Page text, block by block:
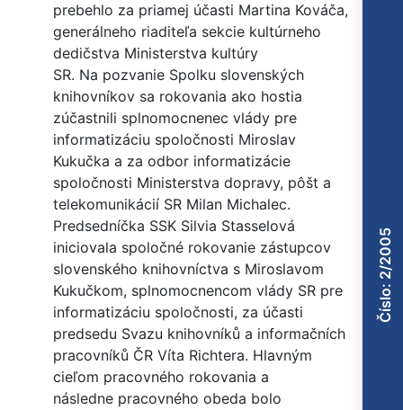
prebehlo za priamej účasti Martina Kováča,
generálneho riaditeľa sekcie kultúrneho
dedičstva Ministerstva kultúry
SR. Na pozvanie Spolku slovenských
knihovníkov sa rokovania ako hostia
zúčastnili splnomocnenec vlády pre
informatizáciu spoločnosti Miroslav
Kukučka a za odbor informatizácie
spoločnosti Ministerstva dopravy, pôšt a
telekomunikácií SR Milan Michalec.
Predsedníčka SSK Silvia Stasselová
iniciovala spoločné rokovanie zástupcov
slovenského knihovníctva s Miroslavom
Kukučkom, splnomocnencom vlády SR pre
informatizáciu spoločnosti, za účasti
predsedu Svazu knihovníků a informačních
pracovníků ČR Víta Richtera. Hlavným
cieľom pracovného rokovania a
následne pracovného obeda bolo
Číslo: 2/2005